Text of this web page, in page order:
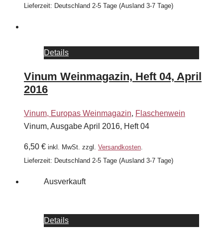
Lieferzeit: Deutschland 2-5 Tage (Ausland 3-7 Tage)
Details
Vinum Weinmagazin, Heft 04, April
2016
Vinum, Europas Weinmagazin, Flaschenwein
Vinum, Ausgabe April 2016, Heft 04
6,50 € inkl. MwSt. zzgl. Versandkosten
Lieferzeit: Deutschland 2-5 Tage (Ausland 3-7 Tage)
Ausverkauft
Details